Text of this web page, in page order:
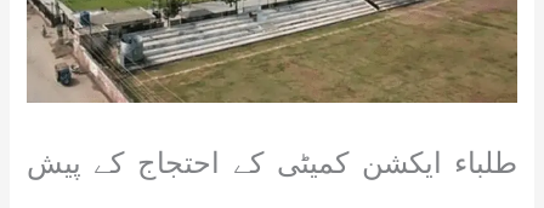
طلباء ایکشن کمیٹی کے احتجاج کے پیش